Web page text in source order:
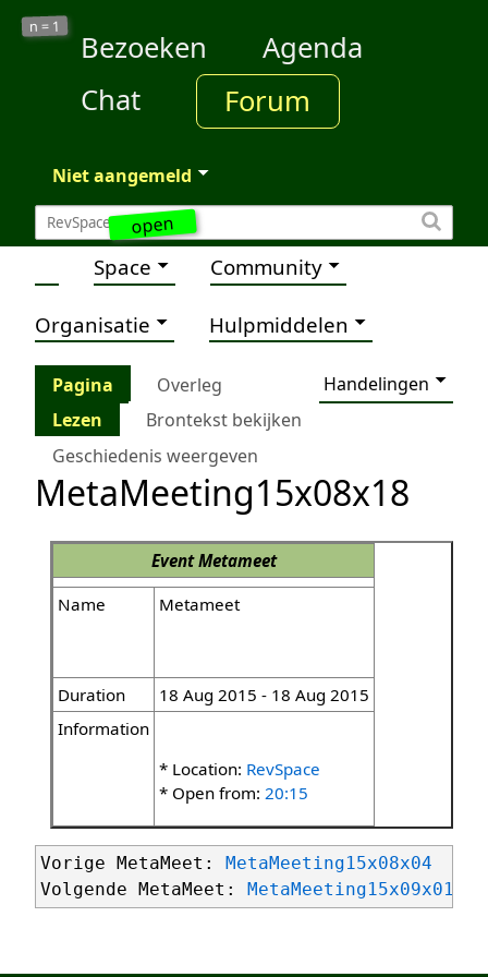
open
n = 1
Bezoeken
Agenda
Chat
Forum
Niet aangemeld
Space Community
Organisatie Hulpmiddelen
Pagina Overleg
Handelingen
Lezen
Brontekst bekijken
Geschiedenis weergeven
MetaMeeting15x08x18
EventMetameet
Name
Metameet
Duration
18 Aug 2015 - 18 Aug 2015
Information
* Location: RevSpace
* Open from: 20:15
Vorige MetaMeet:
MetaMeeting15x08x04
Volgende MetaMeet:
MetaMeeting15x09x01